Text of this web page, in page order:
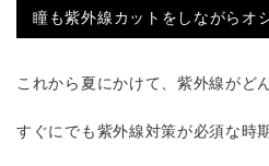
瞳も紫外線カットをしながらオ
これから夏にかけて、紫外線がど
すぐにでも紫外線対策が必須な時